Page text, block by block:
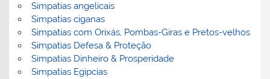
Simpatias angelicais
Simpatias ciganas
Simpatias com Orixás, Pombas-Giras e Pretos-velhos
Simpatias Defesa & Proteção
Simpatias Dinheiro & Prosperidade
Simpatias Egipcias